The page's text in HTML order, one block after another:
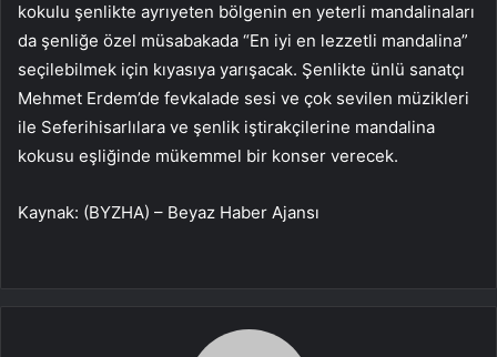
kokulu şenlikte ayrıyeten bölgenin en yeterli mandalinaları
da şenliğe özel müsabakada “En iyi en lezzetli mandalina”
seçilebilmek için kıyasıya yarışacak. Şenlikte ünlü sanatçı
Mehmet Erdem’de fevkalade sesi ve çok sevilen müzikleri
ile Seferihisarlılara ve şenlik iştirakçilerine mandalina
kokusu eşliğinde mükemmel bir konser verecek.
Kaynak: (BYZHA) – Beyaz Haber Ajansı